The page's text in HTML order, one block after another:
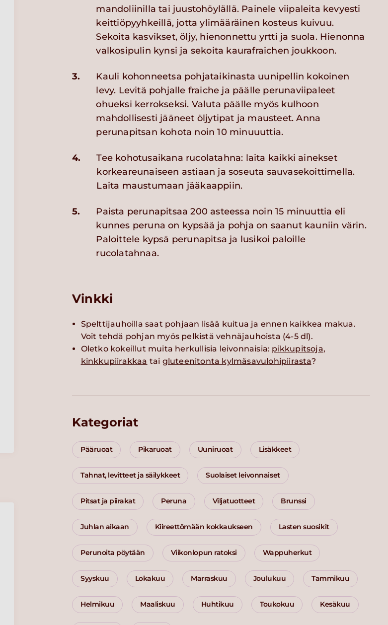
mandoliinilla tai juustohöylällä. Painele viipaleita kevyesti
keittiöpyyhkeillä, jotta ylimääräinen kosteus kuivuu.
Sekoita kasvikset, öljy, hienonnettu yrtti ja suola. Hienonna
valkosipulin kynsi ja sekoita kaurafraichen joukkoon.
3.
Kauli kohonneetsa pohjataikinasta uunipellin kokoinen
levy. Levitä pohjalle fraiche ja päälle perunaviipaleet
ohueksi kerrokseksi. Valuta päälle myös kulhoon
mahdollisesti jääneet öljytipat ja mausteet. Anna
perunapitsan kohota noin 10 minuuuttia.
4.
Tee kohotusaikana rucolatahna: laita kaikki ainekset
korkeareunaiseen astiaan ja soseuta sauvasekoittimella.
Laita maustumaan jääkaappiin.
5.
Paista perunapitsaa 200 asteessa noin 15 minuuttia eli
kunnes peruna on kypsää ja pohja on saanut kauniin värin.
Paloittele kypsä perunapitsa ja lusikoi paloille
rucolatahnaa.
Vinkki
Spelttijauhoilla saat pohjaan lisää kuitua ja ennen kaikkea makua.
Voit tehdä pohjan myös pelkistä vehnäjauhoista (4-5 dl).
Oletko kokeillut muita herkullisia leivonnaisia: pikkupitsoja,
kinkkupiirakkaa tai gluteenitonta kylmäsavulohipiirasta?
Kategoriat
Pääruoat Pikaruoat Uuniruoat Lisäkkeet
Tahnat, levitteet ja säilykkeet Suolaiset leivonnaiset
Pitsat ja piirakat Peruna Viljatuotteet Brunssi
Juhlan aikaan Kiireettömään kokkaukseen Lasten suosikit
Perunoita pöytään Viikonlopun ratoksi Wappuherkut
Syyskuu Lokakuu Marraskuu Joulukuu Tammikuu
Helmikuu Maaliskuu Huhtikuu Toukokuu Kesäkuu